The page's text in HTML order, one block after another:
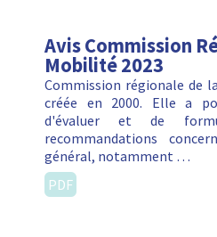
Avis Commission
Mobilité 2023
Commission régionale de
créée en 2000. Elle a
d'évaluer et de
recommandations
général, notamment …
PDF